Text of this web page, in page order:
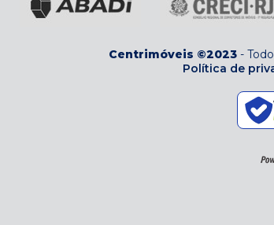
Centrimóveis ©2023-
Política de